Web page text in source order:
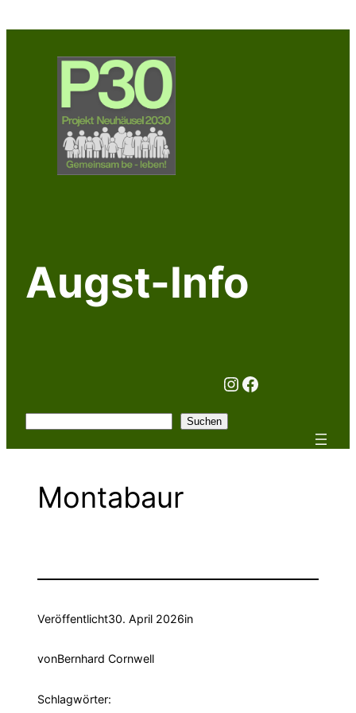
Inhalt
Augst-Info
Instagram
Facebook
Suchen
Montabaur
Veröffentlicht30. April 2026in
vonBernhard Cornwell
Schlagwörter: